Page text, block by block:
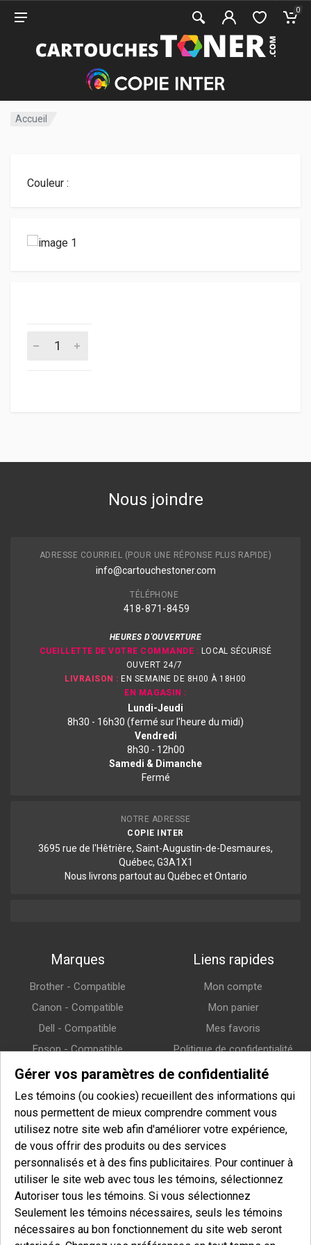
0
Accueil
Couleur :
Nous joindre
ADRESSE COURRIEL (POUR UNE RÉPONSE PLUS RAPIDE)
info@cartouchestoner.com
TÉLÉPHONE
418-871 -8459
HEURES D'OUVERTURE
CUEILLETTE DE VOTRE COMMANDE : LOCAL SÉCURISÉ
OUVERT 24/7
LIVRAISON : EN SEMAINE DE 8H00 À 18H00
EN MAGASIN :
Lundi-Jeudi
8h30 - 16h30 (fermé sur l'heure du midi)
Vendredi
8h30 - 12h00
Samedi & Dimanche
Fermé
NOTRE ADRESSE
COPIE INTER
3695 rue de l'Hêtrière, Saint-Augustin-de-Desmaures,
Québec, G3A1X1
Nous livrons partout au Québec et Ontario
Marques
Brother - Compatible
Canon - Compatible
Dell - Compatible
Epson - Compatible
HP (Hewlett-Packard) -
Compatible
Lexmark - Compatible
Samsung - Compatible
Xerox - Compatible
Liens rapides
Mon compte
Mon panier
Mes favoris
Politique de confidentialité
Politique de retour
Politique de livraison
Infolettre
Entrez votre courriel pour vous inscrire à notre infolettre et afin
de recevoir nos offres spéciales.
Gérer vos paramètres de confidentialité
Les témoins (ou cookies) recueillent des informations qui
nous permettent de mieux comprendre comment vous
utilisez notre site web afin d'améliorer votre expérience,
de vous offrir des produits ou des services
personnalisés et à des fins publicitaires. Pour continuer à
utiliser le site web avec tous les témoins, sélectionnez
Autoriser tous les témoins. Si vous sélectionnez
Seulement les témoins nécessaires, seuls les témoins
nécessaires au bon fonctionnement du site web seront